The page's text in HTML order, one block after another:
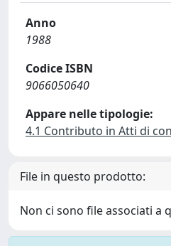
Anno
1988
Codice ISBN
9066050640
Appare nelle tipologie:
4.1 Contributo in Atti di
File in questo prodotto:
Non ci sono file associati a